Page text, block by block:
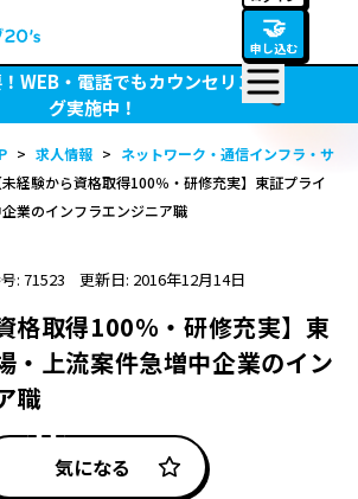
🤝
申し込む
WEB・電話でもカウンセリン
グ実施中！
> 求人情報 > ネットワーク・通信インフラ・サ
未経験から資格取得100％・研修充実】東証プライ
業のインフラエンジニア職
: 71523 更新日: 2016年12月14日
格取得100％・研修充実】東
・上流案件急増中企業のイン
職
気になる